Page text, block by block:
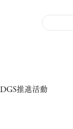
推進活動